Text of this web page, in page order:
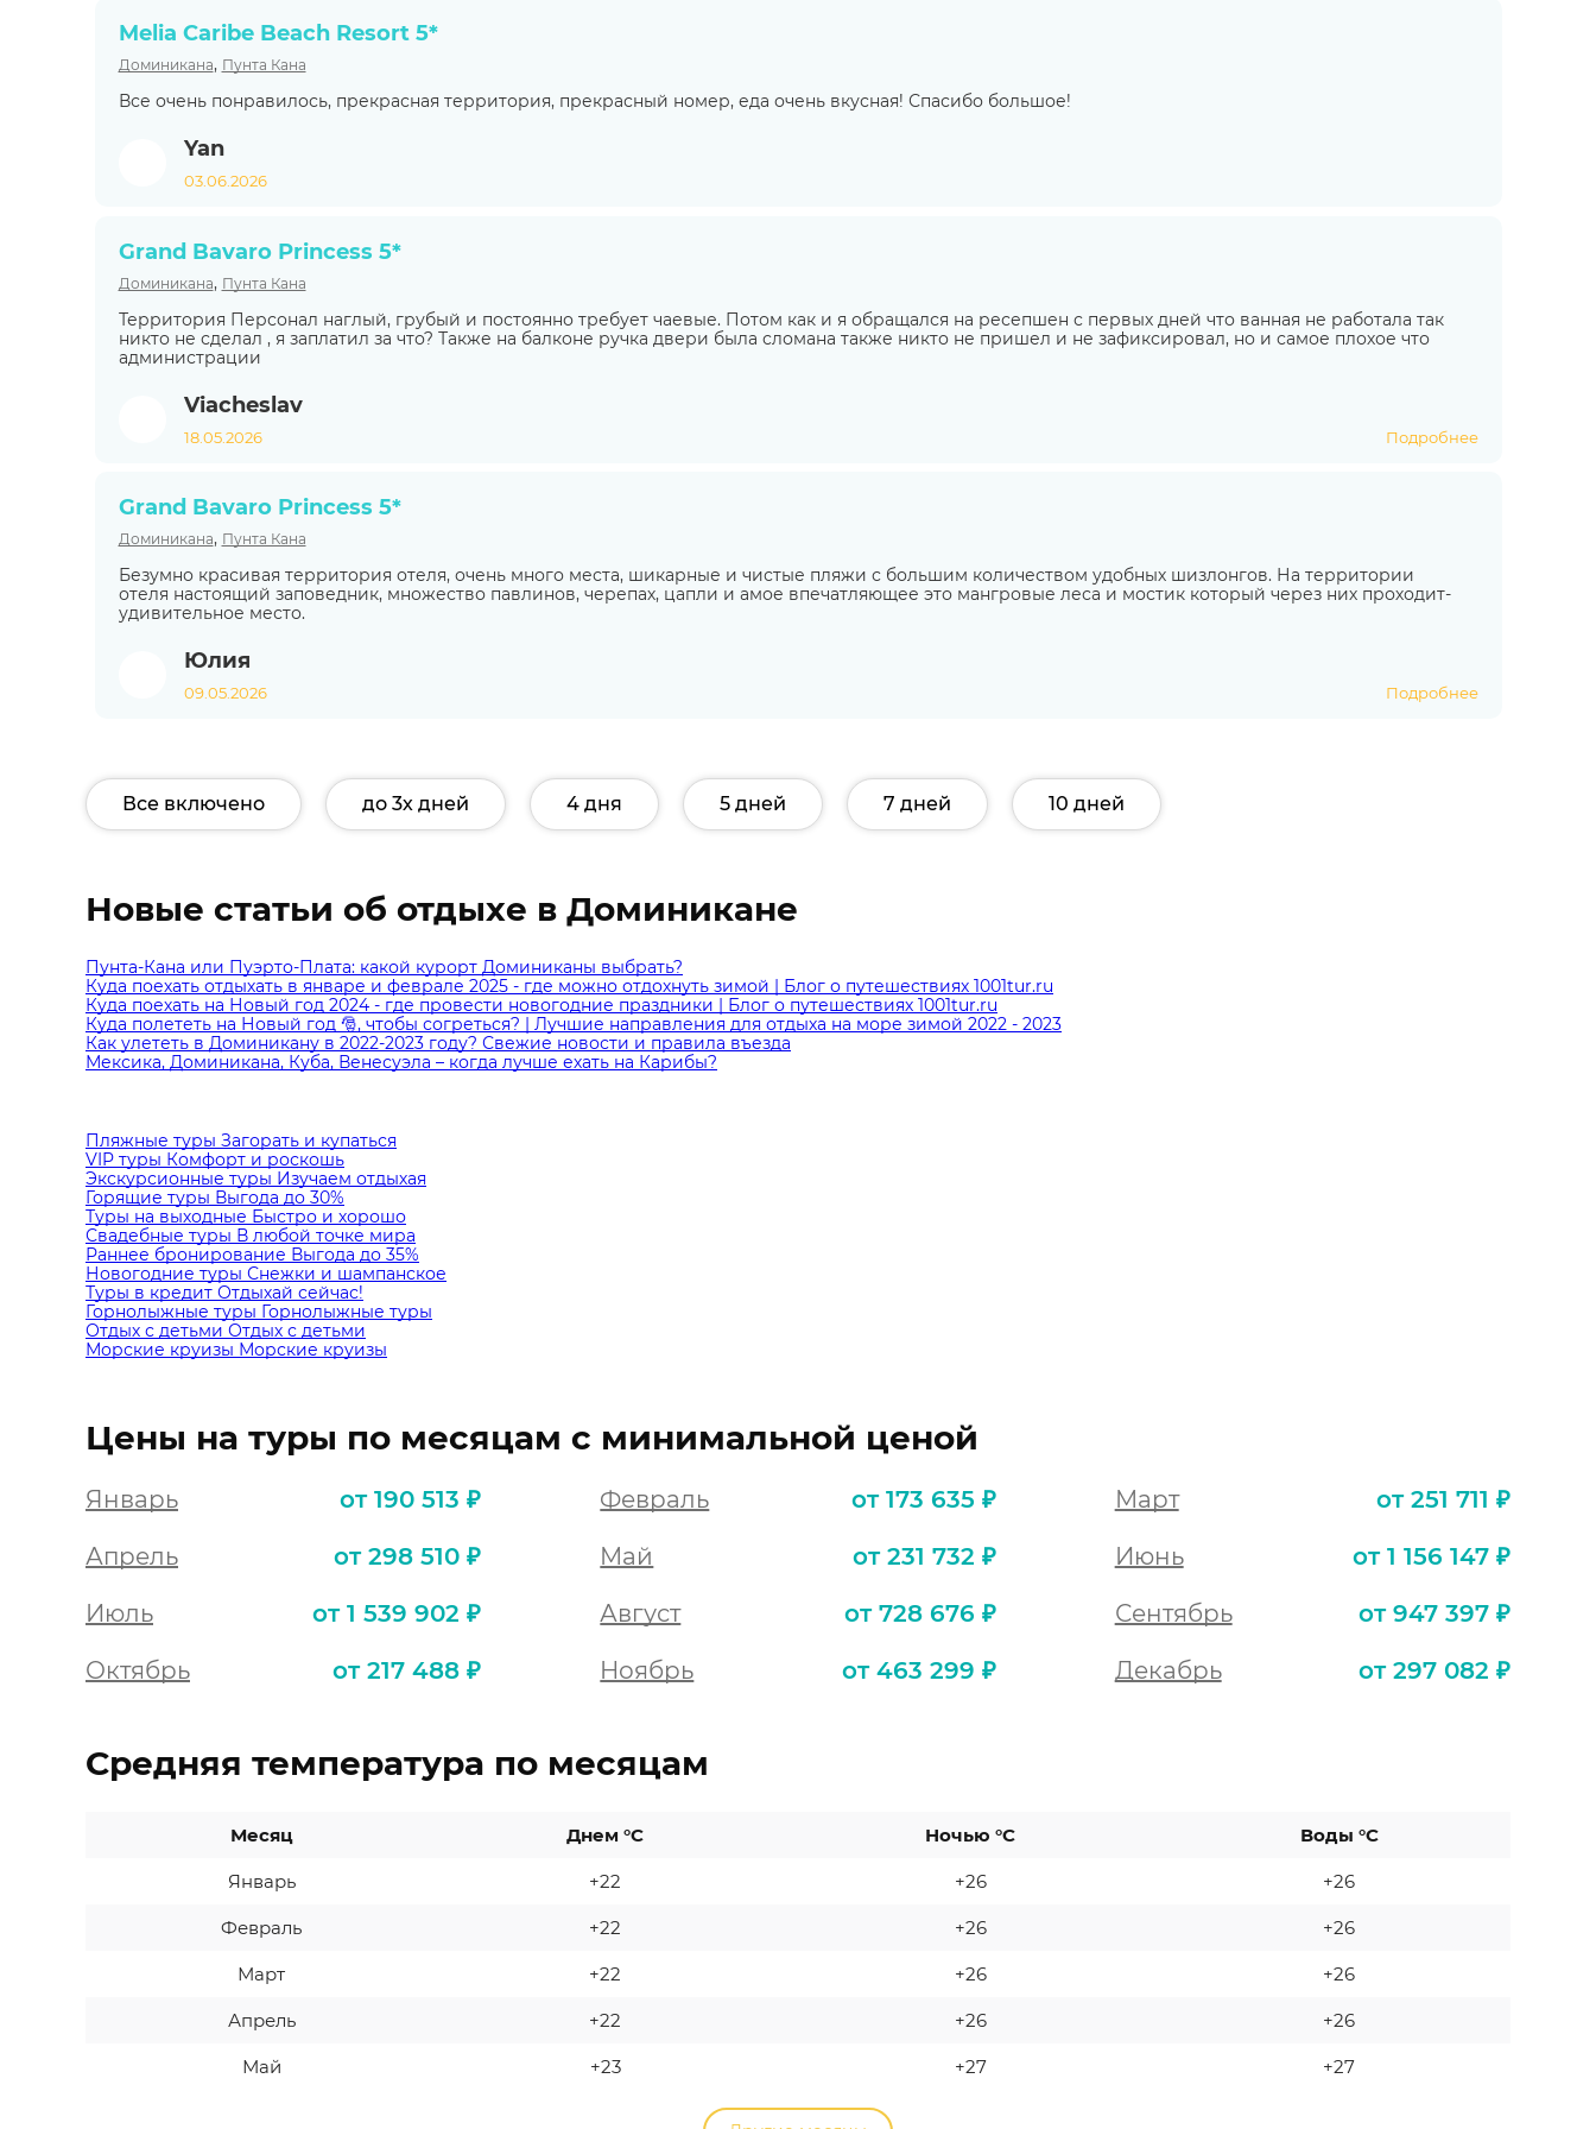
Melia Caribe Beach Resort 5*
Доминикана, Пунта Кана
Все очень понравилось, прекрасная территория, прекрасный номер, еда очень вкусная! Спасибо большое!
Yan
03.06.2026
Grand Bavaro Princess 5*
Доминикана, Пунта Кана
Территория Персонал наглый, грубый и постоянно требует чаевые. Потом как и я обращался на ресепшен с первых дней что ванная не работала так
никто не сделал , я заплатил за что? Также на балконе ручка двери была сломана также никто не пришел и не зафиксировал, но и самое плохое что
администрации
Viacheslav
18.05.2026 Подробнее
Grand Bavaro Princess 5*
Доминикана, Пунта Кана
Безумно красивая территория отеля, очень много места, шикарные и чистые пляжи с большим количеством удобных шизлонгов. На территории
отеля настоящий заповедник, множество павлинов, черепах, цапли и амое впечатляющее это мангровые леса и мостик который через них проходит-
удивительное место.
Юлия
09.05.2026 Подробнее
Все включено до 3х дней 4 дня 5 дней 7 дней 10 дней
Новые статьи об отдыхе в Доминикане
Пунта-Кана или Пуэрто-Плата: какой курорт Доминиканы выбрать?
Куда поехать отдыхать в январе и феврале 2025 - где можно отдохнуть зимой | Блог о путешествиях 1001tur.ru
Куда поехать на Новый год 2024 - где провести новогодние праздники | Блог о путешествиях 1001tur.ru
Куда полететь на Новый год 🎅, чтобы согреться? | Лучшие направления для отдыха на море зимой 2022 - 2023
Как улететь в Доминикану в 2022-2023 году? Свежие новости и правила въезда
Мексика, Доминикана, Куба, Венесуэла – когда лучше ехать на Карибы?
Пляжные туры Загорать и купаться
VIP туры Комфорт и роскошь
Экскурсионные туры Изучаем отдыхая
Горящие туры Выгода до 30%
Туры на выходные Быстро и хорошо
Свадебные туры В любой точке мира
Раннее бронирование Выгода до 35%
Новогодние туры Снежки и шампанское
Туры в кредит Отдыхай сейчас!
Горнолыжные туры Горнолыжные туры
Отдых с детьми Отдых с детьми
Морские круизы Морские круизы
Цены на туры по месяцам с минимальной ценой
Январь от 190 513 ₽ Февраль от 173 635 ₽ Март
от 251 711 ₽
Апрель
от 298 510 ₽ Май от 231 732 ₽ Июнь
от 1 156 147 ₽
Июль
от 1 539 902 ₽ Август от 728 676 ₽ Сентябрь
от 947 397 ₽
Октябрь
от 217 488 ₽ Ноябрь от 463 299 ₽ Декабрь от 297 082 ₽
Средняя температура по месяцам
Месяц Днем °C Ночью °C Воды °C
Январь +22 +26 +26
Февраль +22 +26 +26
Март +22 +26 +26
Апрель +22 +26 +26
Май +23 +27 +27